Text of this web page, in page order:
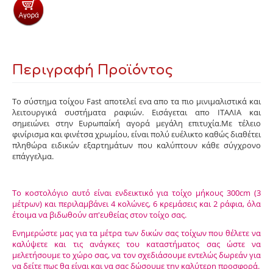
Περιγραφή Προϊόντος
Το σύστημα τοίχου Fast αποτελεί ενα απο τα πιο μινιμαλιστικά και
λειτουργικά συστήματα ραφιών. Εισάγεται απο ΙΤΑΛΙΑ και
σημειώνει στην Ευρωπαίκή αγορά μεγάλη επιτυχία.Με τέλειο
φινίρισμα και φινέτσα χρωμίου, είναι πολύ ευέλικτο καθώς διαθέτει
πληθώρα ειδικών εξαρτημάτων που καλύπτουν κάθε σύγχρονο
επάγγελμα.
Το κοστολόγιο αυτό είναι ενδεικτικό για τοίχο μήκους 300cm (3
μέτρων) και περιλαμβάνει 4 κολώνες, 6 κρεμάσεις και 2 ράφια, όλα
έτοιμα να βιδωθούν απ'ευθείας στον τοίχο σας.
Ενημερώστε μας για τα μέτρα των δικών σας τοίχων που θέλετε να
καλύψετε και τις ανάγκες του καταστήματος σας ώστε να
μελετήσουμε το χώρο σας, να τον σχεδιάσουμε εντελώς δωρεάν για
να δείτε πως θα είναι και να σας δώσουμε την καλύτερη προσφορά.